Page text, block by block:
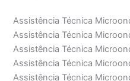
Assistência Técnica
Assistência Técnica
Assistência Técnica
Assistência Técnica
Assistência Técnica